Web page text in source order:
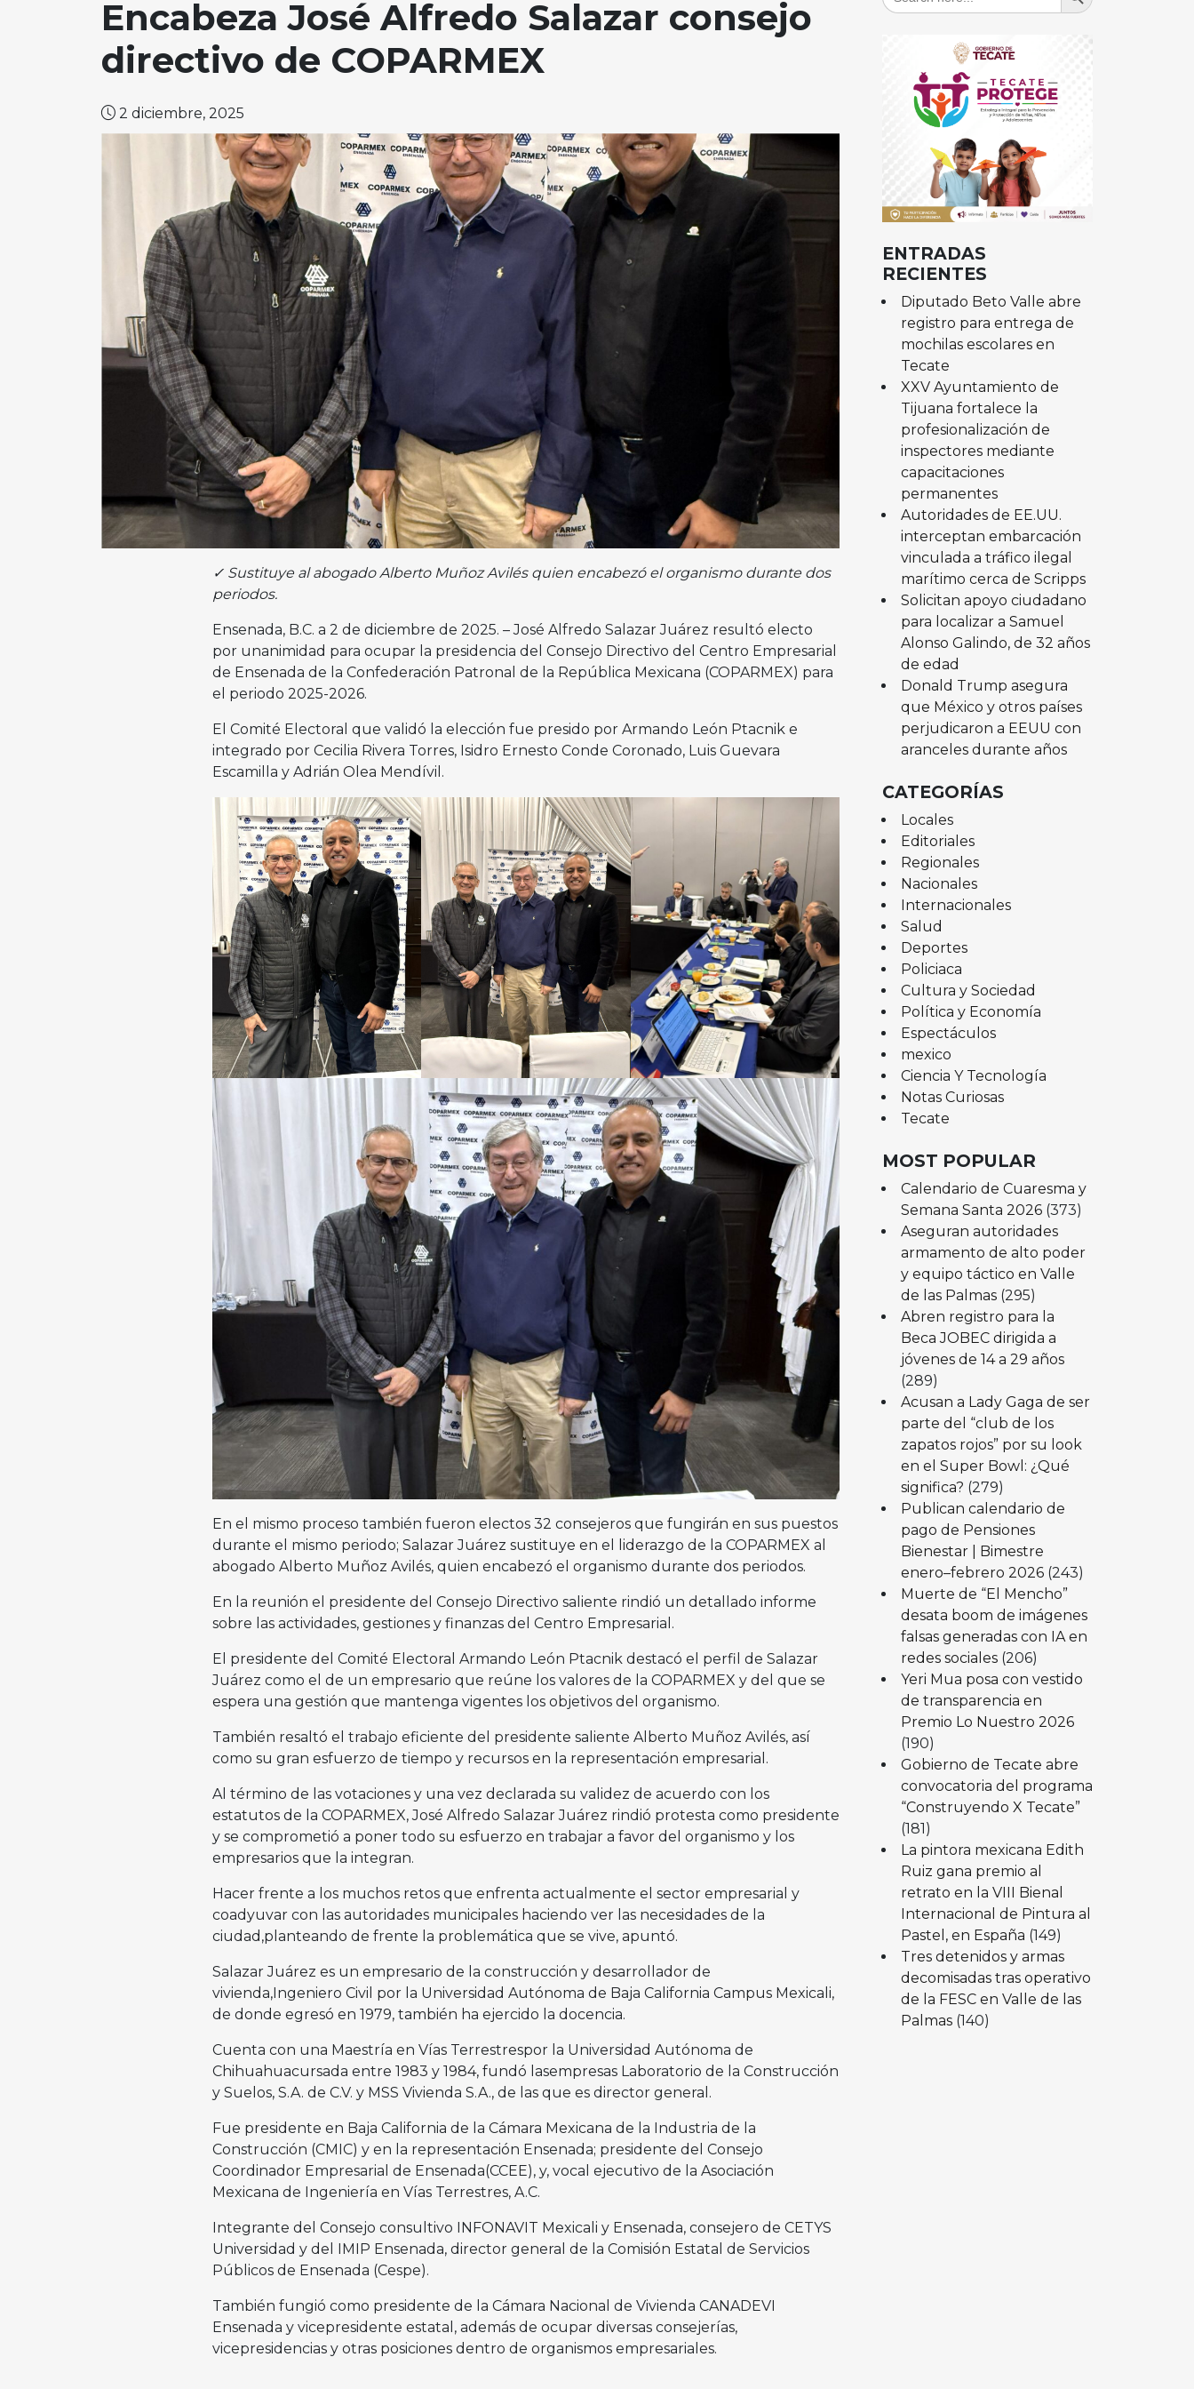
Encabeza José Alfredo Salazar consejo
directivo de COPARMEX
2 diciembre, 2025
✓ Sustituye al abogado Alberto Muñoz Avilés quien encabezó el organismo durante dos
periodos.
Ensenada, B.C. a 2 de diciembre de 2025. – José Alfredo Salazar Juárez resultó electo
por unanimidad para ocupar la presidencia del Consejo Directivo del Centro Empresarial
de Ensenada de la Confederación Patronal de la República Mexicana (COPARMEX) para
el periodo 2025-2026.
El Comité Electoral que validó la elección fue presido por Armando León Ptacnik e
integrado por Cecilia Rivera Torres, Isidro Ernesto Conde Coronado, Luis Guevara
Escamilla y Adrián Olea Mendívil.
En el mismo proceso también fueron electos 32 consejeros que fungirán en sus puestos
durante el mismo periodo; Salazar Juárez sustituye en el liderazgo de la COPARMEX al
abogado Alberto Muñoz Avilés, quien encabezó el organismo durante dos periodos.
En la reunión el presidente del Consejo Directivo saliente rindió un detallado informe
sobre las actividades, gestiones y finanzas del Centro Empresarial.
El presidente del Comité Electoral Armando León Ptacnik destacó el perfil de Salazar
Juárez como el de un empresario que reúne los valores de la COPARMEX y del que se
espera una gestión que mantenga vigentes los objetivos del organismo.
También resaltó el trabajo eficiente del presidente saliente Alberto Muñoz Avilés, así
como su gran esfuerzo de tiempo y recursos en la representación empresarial.
Al término de las votaciones y una vez declarada su validez de acuerdo con los
estatutos de la COPARMEX, José Alfredo Salazar Juárez rindió protesta como presidente
y se comprometió a poner todo su esfuerzo en trabajar a favor del organismo y los
empresarios que la integran.
Hacer frente a los muchos retos que enfrenta actualmente el sector empresarial y
coadyuvar con las autoridades municipales haciendo ver las necesidades de la
ciudad,planteando de frente la problemática que se vive, apuntó.
Salazar Juárez es un empresario de la construcción y desarrollador de
vivienda,Ingeniero Civil por la Universidad Autónoma de Baja California Campus Mexicali,
de donde egresó en 1979, también ha ejercido la docencia.
Cuenta con una Maestría en Vías Terrestrespor la Universidad Autónoma de
Chihuahuacursada entre 1983 y 1984, fundó lasempresas Laboratorio de la Construcción
y Suelos, S.A. de C.V. y MSS Vivienda S.A., de las que es director general.
Fue presidente en Baja California de la Cámara Mexicana de la Industria de la
Construcción (CMIC) y en la representación Ensenada; presidente del Consejo
Coordinador Empresarial de Ensenada(CCEE), y, vocal ejecutivo de la Asociación
Mexicana de Ingeniería en Vías Terrestres, A.C.
Integrante del Consejo consultivo INFONAVIT Mexicali y Ensenada, consejero de CETYS
Universidad y del IMIP Ensenada, director general de la Comisión Estatal de Servicios
Públicos de Ensenada (Cespe).
También fungió como presidente de la Cámara Nacional de Vivienda CANADEVI
Ensenada y vicepresidente estatal, además de ocupar diversas consejerías,
vicepresidencias y otras posiciones dentro de organismos empresariales.
ENTRADAS
RECIENTES
Diputado Beto Valle abre
registro para entrega de
mochilas escolares en
Tecate
XXV Ayuntamiento de
Tijuana fortalece la
profesionalización de
inspectores mediante
capacitaciones
permanentes
Autoridades de EE.UU.
interceptan embarcación
vinculada a tráfico ilegal
marítimo cerca de Scripps
Solicitan apoyo ciudadano
para localizar a Samuel
Alonso Galindo, de 32 años
de edad
Donald Trump asegura
que México y otros países
perjudicaron a EEUU con
aranceles durante años
CATEGORÍAS
Locales
Editoriales
Regionales
Nacionales
Internacionales
Salud
Deportes
Policiaca
Cultura y Sociedad
Política y Economía
Espectáculos
mexico
Ciencia Y Tecnología
Notas Curiosas
Tecate
MOST POPULAR
Calendario de Cuaresma y
Semana Santa 2026 (373)
Aseguran autoridades
armamento de alto poder
y equipo táctico en Valle
de las Palmas (295)
Abren registro para la
Beca JOBEC dirigida a
jóvenes de 14 a 29 años
(289)
Acusan a Lady Gaga de ser
parte del “club de los
zapatos rojos” por su look
en el Super Bowl: ¿Qué
significa? (279)
Publican calendario de
pago de Pensiones
Bienestar | Bimestre
enero–febrero 2026 (243)
Muerte de “El Mencho”
desata boom de imágenes
falsas generadas con IA en
redes sociales (206)
Yeri Mua posa con vestido
de transparencia en
Premio Lo Nuestro 2026
(190)
Gobierno de Tecate abre
convocatoria del programa
“Construyendo X Tecate”
(181)
La pintora mexicana Edith
Ruiz gana premio al
retrato en la VIII Bienal
Internacional de Pintura al
Pastel, en España (149)
Tres detenidos y armas
decomisadas tras operativo
de la FESC en Valle de las
Palmas (140)